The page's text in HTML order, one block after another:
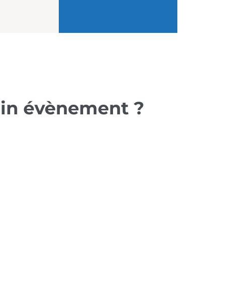
évènement ?